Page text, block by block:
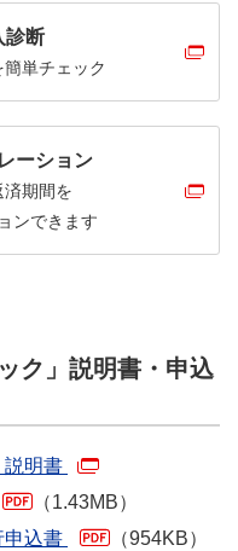
（イチ7桁）をご入
二リテールアカウント
中央区新川1-28-
ディング
Ｊ銀行 第二リテー
当する方のみ）
認後、当行より該当
』などの甘い勧
動売買ツールへ誘
診断
単チェック
ーション
期間を
ンできます
ク」説明書・申込
説明書
（1.43MB）
申込書
（954KB）